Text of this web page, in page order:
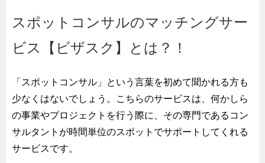
スポットコンサルのマッチングサー
ビス【ビザスク】とは？！
「スポットコンサル」という言葉を初めて聞かれる方も
少なくはないでしょう。こちらのサービスは、何かしら
の事業やプロジェクトを行う際に、その専門であるコン
サルタントが時間単位のスポットでサポートしてくれる
サービスです。